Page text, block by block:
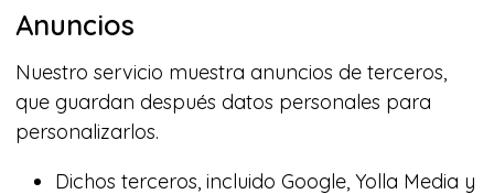
Anuncios
Nuestro servicio muestra anuncios de terceros,
que guardan después datos personales para
personalizarlos.
Dichos terceros, incluido Google, Yolla Media y